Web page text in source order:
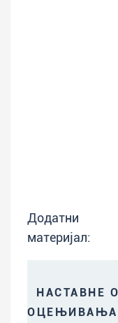
Додатни
материјал:
НАСТАВНЕ
ОЦЕЊИВАЊА